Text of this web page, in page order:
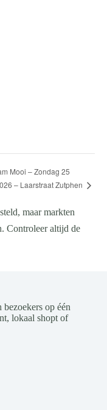
Mooi – Zondag 25
– Laarstraat Zutphen
maar markten
Controleer altijd de
bezoekers op één
lokaal shopt of